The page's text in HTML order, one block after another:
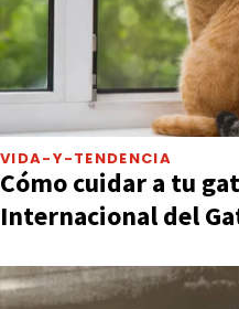
VIDA-Y-TENDENCIA
Cómo cuidar a tu
Internacional del